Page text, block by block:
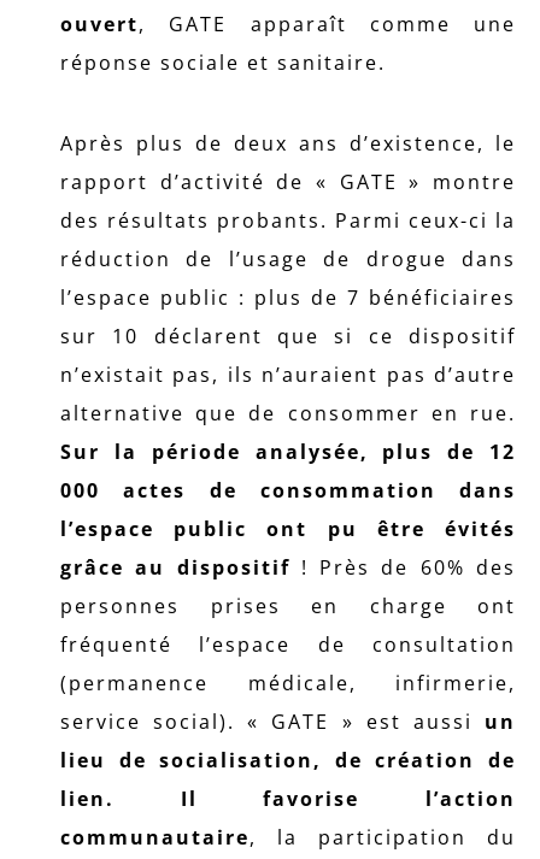
ouvert, GATE apparaît comme une
réponse sociale et sanitaire.
Après plus de deux ans d’existence, le
rapport d’activité de « GATE » montre
des résultats probants. Parmi ceux-ci la
réduction de l’usage de drogue dans
l’espace public : plus de 7 bénéficiaires
sur 10 déclarent que si ce dispositif
n’existait pas, ils n’auraient pas d’autre
alternative que de consommer en rue.
Sur la période analysée, plus de 12
000 actes de consommation dans
l’espace public ont pu être évités
grâce au dispositif ! Près de 60% des
personnes prises en charge ont
fréquenté l’espace de consultation
(permanence médicale, infirmerie,
service social). « GATE » est aussi un
lieu de socialisation, de création de
lien. Il favorise l’action
communautaire, la participation du